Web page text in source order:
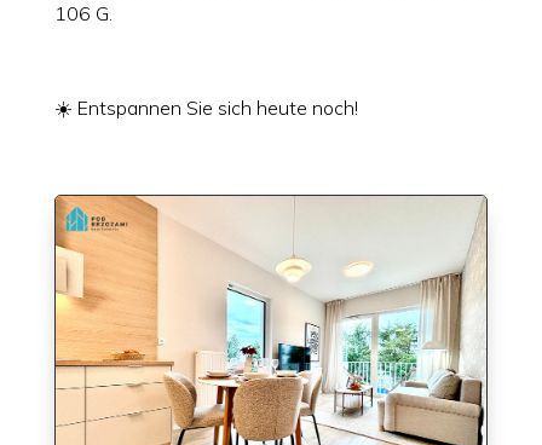
106 G.
☀️ Entspannen Sie sich heute noch!